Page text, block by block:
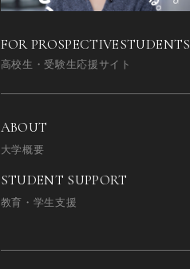
FOR PROSPECTIVESTUDENTS
高校生・受験生応援サイト
ABOUT
大学概要
STUDENT SUPPORT
教育・学生支援